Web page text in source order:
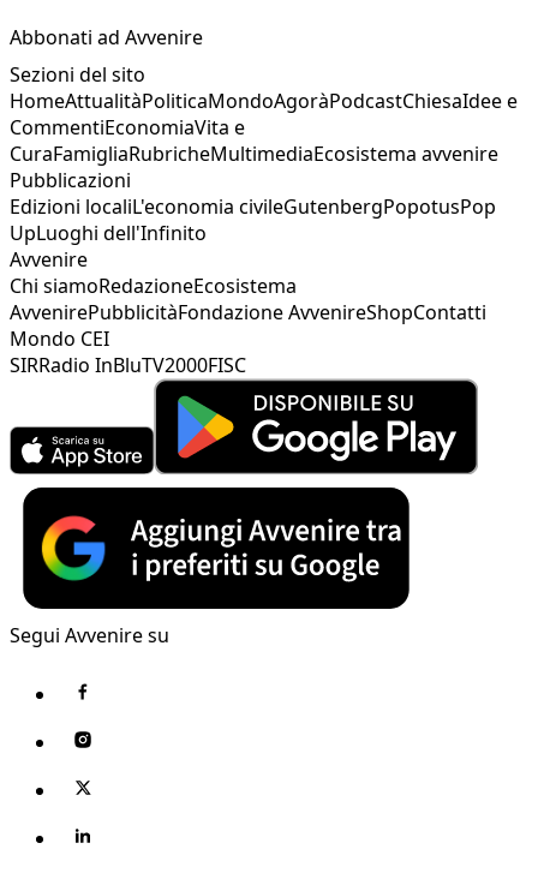
Abbonati ad Avvenire
Sezioni del sito
HomeAttualitàPoliticaMondoAgoràPodcastChiesaIdee e
CommentiEconomiaVita e
CuraFamigliaRubricheMultimediaEcosistema avvenire
Pubblicazioni
Edizioni localiL'economia civileGutenbergPopotusPop
UpLuoghi dell'Infinito
Avvenire
Chi siamoRedazioneEcosistema
AvvenirePubblicitàFondazione AvvenireShopContatti
Mondo CEI
SIRRadio InBluTV2000FISC
Segui Avvenire su